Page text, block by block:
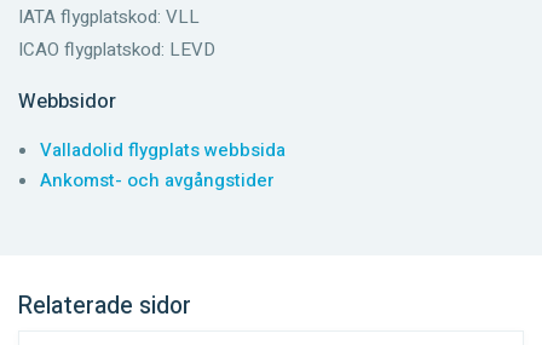
IATA flygplatskod: VLL
ICAO flygplatskod: LEVD
Webbsidor
Valladolid flygplats webbsida
Ankomst- och avgångstider
Relaterade sidor